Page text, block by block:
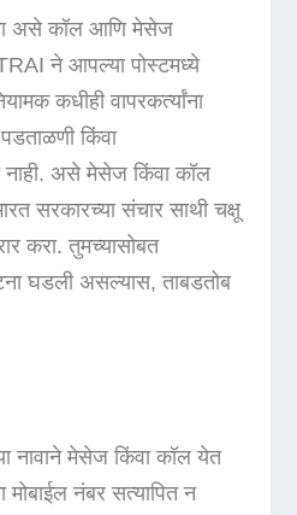
असे कॉल आणि मेसेज
ने आपल्या पोस्टमध्ये
कधीही वापरकर्त्यांना
किंवा
नाही. असे मेसेज किंवा कॉल
सरकारच्या संचार साथी चक्षू
करा. तुमच्यासोबत
घडली असल्यास, ताबडतोब
नावाने मेसेज किंवा कॉल येत
नंबर सत्यापित न